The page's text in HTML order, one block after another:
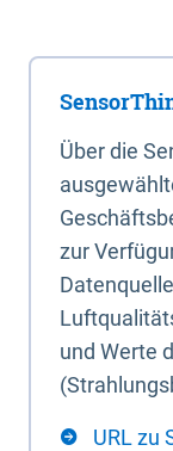
Über die
zur
und Werte
URL zu